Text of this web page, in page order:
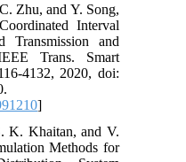
Zhu, and Y. Song,
Interval
Transmission and
Trans. Smart
4132, 2020, doi:
K. Khaitan, and V.
Methods for